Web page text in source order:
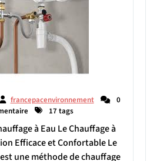
francepacenvironnement
0
17 tags
à Eau Le Chauffage à
Efficace et Confortable Le
une méthode de chauffage